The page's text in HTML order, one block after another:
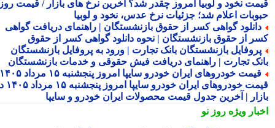
نخود و لوبیا امروز چقدر شد؟ آخرین نرخ های بازار / قیمت روز
اعلام شد؛ جزئیات نرخ عدس، نخود و لوبیا
گواهی کسر از حقوق بازنشستگان | راهنمای دریافت گواهی
از حقوق بازنشستگان | نحوه دانلود گواهی کسر از حقوق
بازنشستگان بانک تجارت | ورود به پروفایل بازنشستگان
تجارت | راهنمای دریافت فیش حقوقی و خدمات بازنشستگان
قیمت خودروهای ایران خودرو سایپا امروز پنجشنبه ۱۵ مرداد ۱۴۰۵ |
قیمت خودروهای ایران خودرو سایپا امروز پنجشنبه ۱۵ مرداد ۱۴۰۵ در
| آخرین جدول قیمت محصولات ایران خودرو و سایپا
ویژهروز نو